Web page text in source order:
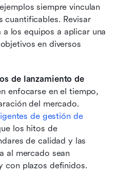
siempre vinculan
cuantificables. Revisar
los equipos a aplicar una
en diversos
de lanzamiento de
enfocarse en el tiempo,
del mercado.
de gestión de
los hitos de
de calidad y las
al mercado sean
con plazos definidos.